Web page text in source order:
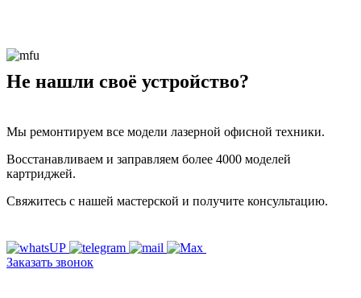
Не нашли своё устройство?
Мы ремонтируем все модели лазерной офисной техники.
Восстанавливаем и заправляем более 4000 моделей
картриджей.
Свяжитесь с нашей мастерской и получите консультацию.
Заказать звонок